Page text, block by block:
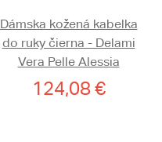
Dámska kožená kabelka
do ruky čierna - Delami
Vera Pelle Alessia
124,08 €